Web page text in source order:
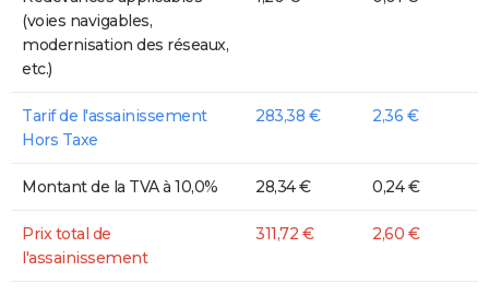
(voies navigables,
modernisation des réseaux,
etc.)
Tarif de l'assainissement
Hors Taxe
283,38 € 2,36 €
Montant de la TVA à 10,0% 28,34 € 0,24 €
Prix total de
l'assainissement
311,72 € 2,60 €